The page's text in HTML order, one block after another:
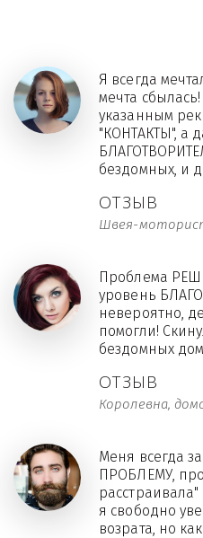
ОТЗЫВ
Швея-
Я всегда
мечта
указанным
"КОНТАКТЫ", а
бездомных, и
ОТЗЫВ
Королевна,
Проблема
уровень
невероятно,
помогли!
бездомных
Меня всегда
ПРОБЛЕМУ,
расстраивала"
я свободно
возрата, но